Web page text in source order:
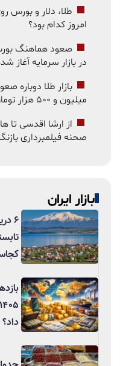
طلا، دلار و بورس
امروز کدام بود؟
صعود هماهنگ
در بازار سرمایه آغاز
میلیون و ۵۰۰ هزار تومان شد
صحنه فیلمبرداری
بازار ایران
۶
داد؟